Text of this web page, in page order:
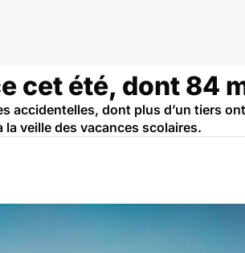
cet été, dont 84
accidentelles, dont plus d’un tiers
veille des vacances scolaires.